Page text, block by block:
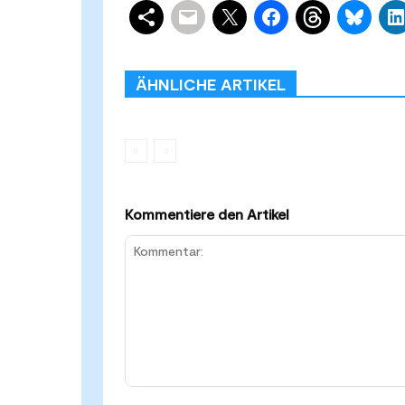
ÄHNLICHE ARTIKEL
Kommentiere den Artikel